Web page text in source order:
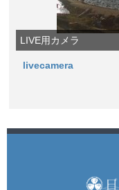
LIVE用カメラ
livecamera